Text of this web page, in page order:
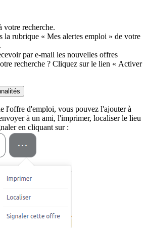
votre recherche.
la rubrique « Mes alertes emploi » de votre
par e-mail les nouvelles offres
recherche ? Cliquez sur le lien « Activer
l'offre d'emploi, vous pouvez l'ajouter à
à un ami, l'imprimer, localiser le lieu
en cliquant sur :